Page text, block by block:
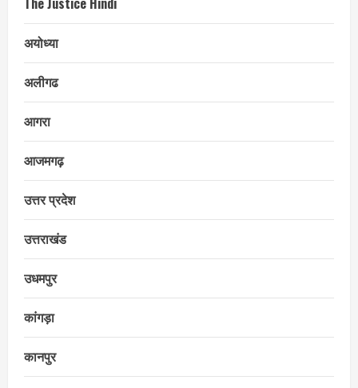
अयोध्या
अलीगढ
आगरा
आजमगढ़
उत्तर प्रदेश
उत्तराखंड
उधमपुर
कांगड़ा
कानपुर